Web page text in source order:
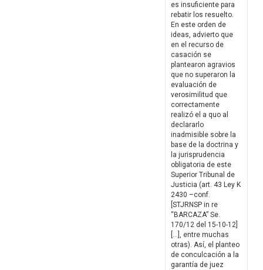
es insuficiente para
rebatir los resuelto.
En este orden de
ideas, advierto que
en el recurso de
casación se
plantearon agravios
que no superaron la
evaluación de
verosimilitud que
correctamente
realizó el a quo al
declararlo
inadmisible sobre la
base de la doctrina y
la jurisprudencia
obligatoria de este
Superior Tribunal de
Justicia (art. 43 Ley K
2430 –conf.
[STJRNSP in re
“BARCAZA” Se.
170/12 del 15-10-12]
[…], entre muchas
otras). Así, el planteo
de conculcación a la
garantía de juez